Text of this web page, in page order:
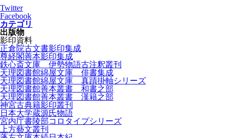
Twitter
Facebook
カテゴリ
出版物
影印資料
正倉院古文書影印集成
尊経閣善本影印集成
鉄心斎文庫 伊勢物語古注釈叢刊
天理図書館綿屋文庫 俳書集成
天理図書館綿屋文庫 真蹟掛軸シリーズ
天理図書館善本叢書 和書之部
天理図書館善本叢書 漢籍之部
神宮古典籍影印叢刊
日本大学蔵源氏物語
宮内庁書陵部コロタイプシリーズ
上方藝文叢刊